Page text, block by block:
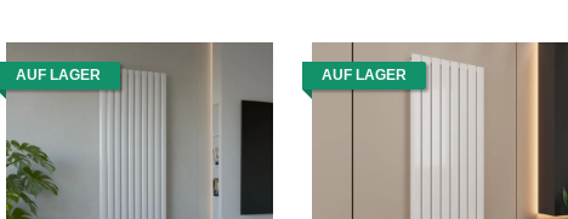
AUF LAGER AUF LAGER